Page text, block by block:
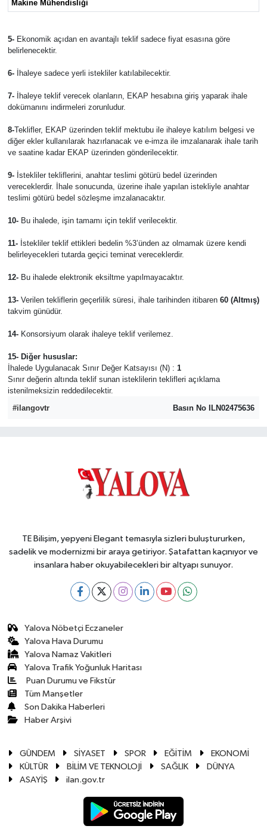
Makine Mühendisliği
5-Ekonomik açıdan en avantajlı teklif sadece fiyat esasına göre
belirlenecektir.
6-İhaleye sadece yerli istekliler katılabilecektir.
7-İhaleye teklif verecek olanların, EKAP hesabına giriş yaparak ihale
dokümanını indirmeleri zorunludur.
8-Teklifler, EKAP üzerinden teklif mektubu ile ihaleye katılım belgesi ve
diğer ekler kullanılarak hazırlanacak ve e-imza ile imzalanarak ihale tarih
ve saatine kadar EKAP üzerinden gönderilecektir.
9-İstekliler tekliflerini, anahtar teslimi götürü bedel üzerinden
vereceklerdir. İhale sonucunda, üzerine ihale yapılan istekliyle anahtar
teslimi götürü bedel sözleşme imzalanacaktır.
10-Bu ihalede, işin tamamı için teklif verilecektir.
11-İstekliler teklif ettikleri bedelin %3’ünden az olmamak üzere kendi
belirleyecekleri tutarda geçici teminat vereceklerdir.
12-Bu ihalede elektronik eksiltme yapılmayacaktır.
13-Verilen tekliflerin geçerlilik süresi, ihale tarihinden itibaren 60 (Altmış)
takvim günüdür.
14-Konsorsiyum olarak ihaleye teklif verilemez.
15- Diğer hususlar:
İhalede Uygulanacak Sınır Değer Katsayısı (N) : 1
Sınır değerin altında teklif sunan isteklilerin teklifleri açıklama
istenilmeksizin reddedilecektir.
#ilangovtr
Basın No ILN02475636
TE Bilişim, yepyeni Elegant temasıyla sizleri buluştururken,
sadelik ve modernizmi bir araya getiriyor. Şatafattan kaçınıyor ve
insanlara haber okuyabilecekleri bir altyapı sunuyor.
Yalova Nöbetçi Eczaneler
Yalova Hava Durumu
Yalova Namaz Vakitleri
Yalova Trafik Yoğunluk Haritası
Puan Durumu ve Fikstür
Tüm Manşetler
Son Dakika Haberleri
Haber Arşivi
GÜNDEM SİYASET SPOR EĞİTİM
EKONOMİ
KÜLTÜR
BİLİM VE TEKNOLOJİ SAĞLIK
DÜNYA
ASAYİŞ
ilan.gov.tr